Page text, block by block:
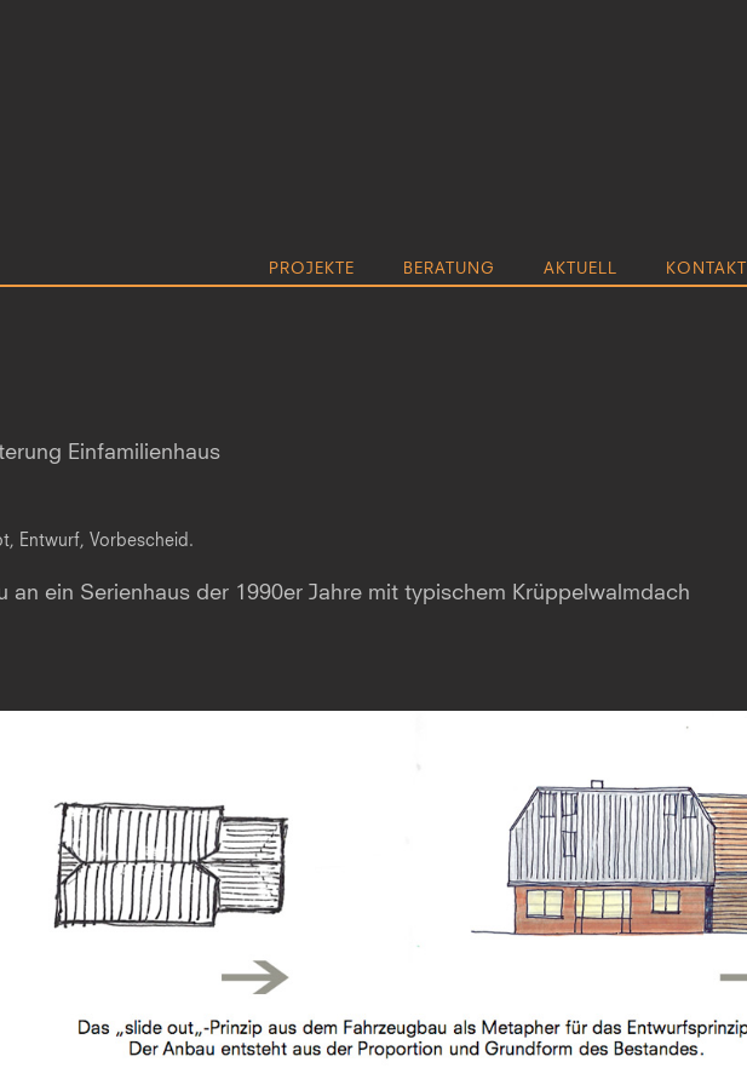
PROJEKTE BERATUNG AKTUELL KONTAKT
Einfamilienhaus
Entwurf, Vorbescheid.
an ein Serienhaus der 1990er Jahre mit typischem Krüppelwalmdach